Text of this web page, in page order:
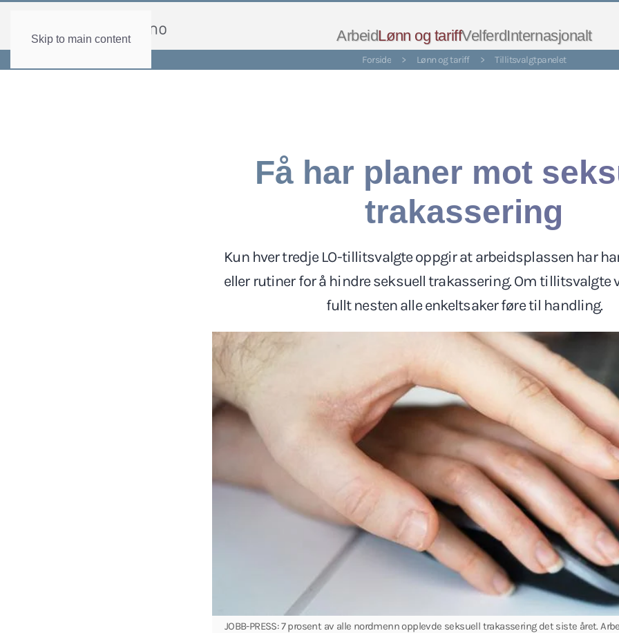
Skip to main content ArbeidLønn og tariffVelferdInternasjonalt
Forside > Lønn og tariff > Tillitsvalgtpanelet
Få har planer mot
trakassering
Kun hver tredje LO-tillitsvalgte oppgir at arbeidsplassen har
eller rutiner for å hindre seksuell trakassering. Om tillitsvalgte
fullt nesten alle enkeltsaker føre til handling.
JOBB-PRESS: 7 prosent av alle nordmenn opplevde seksuell trakassering det siste året.